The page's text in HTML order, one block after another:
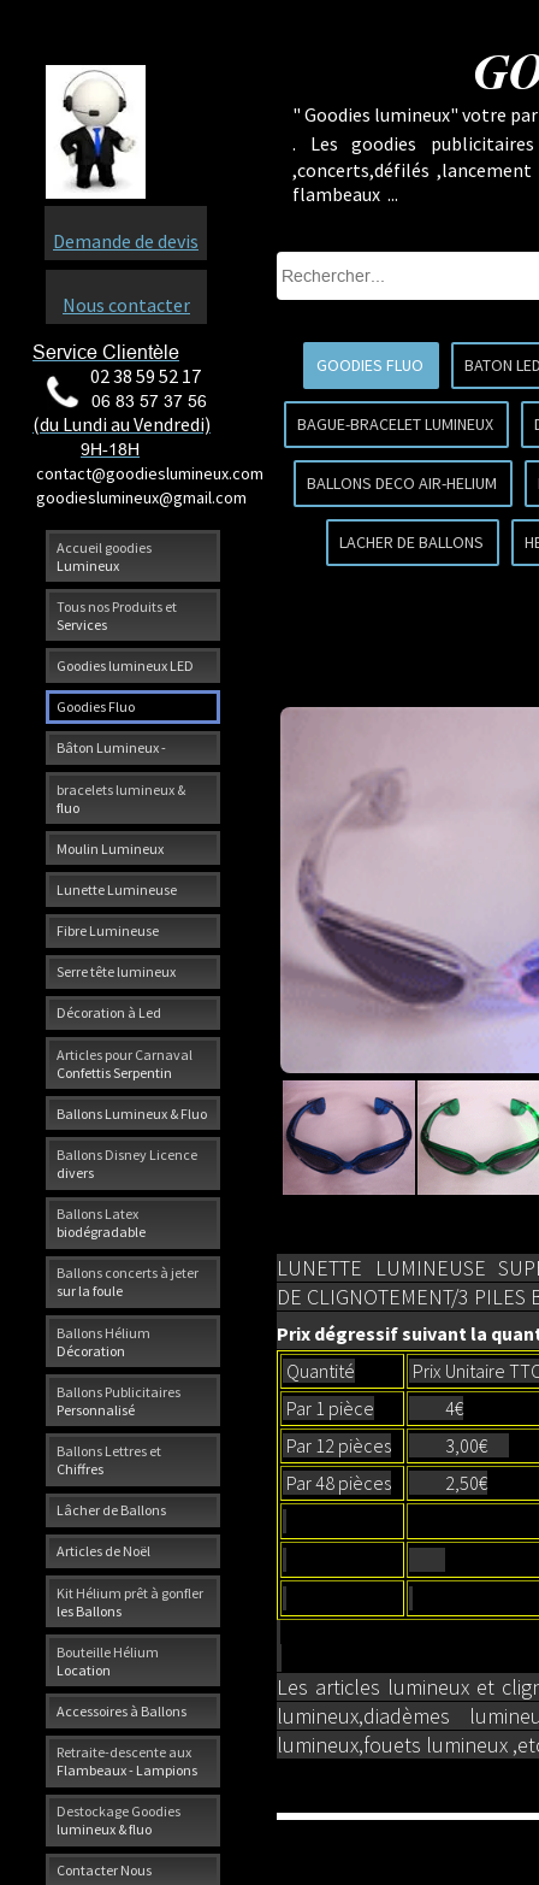
Accueil goodies
Lumineux
Tous nos Produits et
Services
Goodies lumineux LED
Goodies Fluo
Bâton Lumineux -
bracelets lumineux &
fluo
Moulin Lumineux
Lunette Lumineuse
Fibre Lumineuse
Serre tête lumineux
Décoration à Led
Articles pour Carnaval
Confettis Serpentin
Ballons Lumineux & Fluo
Ballons Disney Licence
divers
Ballons Latex
biodégradable
Ballons concerts à jeter
sur la foule
Ballons Hélium
Décoration
Ballons Publicitaires
Personnalisé
Ballons Lettres et
Chiffres
Lâcher de Ballons
Articles de Noël
Kit Hélium prêt à gonfler
les Ballons
Bouteille Hélium
Location
Accessoires à Ballons
Retraite-descente aux
Flambeaux - Lampions
Destockage Goodies
lumineux & fluo
Contacter Nous
Service Clientèle
02 38 59 52 17
06 83 57 37 56
(du Lundi au Vendredi)
9H-18H
contact@goodieslumineux.com
goodieslumineux@gmail.com
Demande de devis
Nous contacter
" Goodies lumineux" votre
. Les goodies
,concerts,défilés
flambeaux ...
GOODIES FLUO BATON
BAGUE-BRACELET LUMINEUX
BALLONS DECO AIR-HELIUM
LACHER DE BALLONS
LUNETTE LUMINEUSE
DE CLIGNOTEMENT/3 PILES
Prix dégressif suivant la
Quantité
Prix Unitaire
Par 1 pièce
4€
Par 12 pièces
3,00€
Par 48 pièces
2,50€
Les articles lumineux et
lumineux,diadèmes
lumineux,fouets lumineux